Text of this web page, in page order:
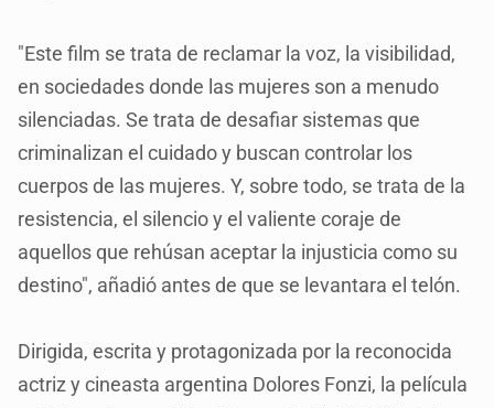
"Este film se trata de reclamar la voz, la visibilidad,
en sociedades donde las mujeres son a menudo
silenciadas. Se trata de desafiar sistemas que
criminalizan el cuidado y buscan controlar los
cuerpos de las mujeres. Y, sobre todo, se trata de la
resistencia, el silencio y el valiente coraje de
aquellos que rehúsan aceptar la injusticia como su
destino", añadió antes de que se levantara el telón.
Dirigida, escrita y protagonizada por la reconocida
actriz y cineasta argentina Dolores Fonzi, la película